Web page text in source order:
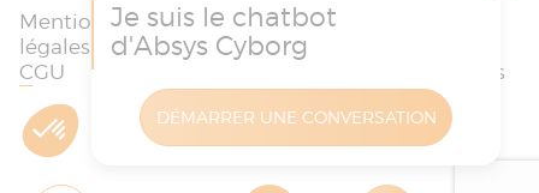
Copyright © Absys Cyborg - Tous droits réservés
Mentions
légales et
CGU
Politique des
cookies et de
des données
Je suis le chatbot
d'Absys Cyborg
DÉMARRER UNE CONVERSATION